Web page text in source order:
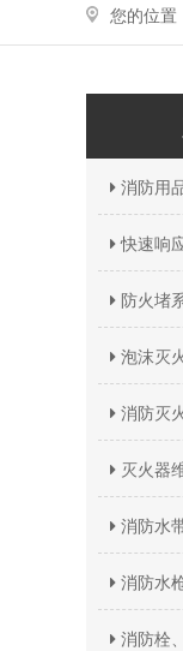
您的位置
消防用
快速响
防火堵
泡沫灭
消防灭
灭火器
消防水
消防水
消防栓